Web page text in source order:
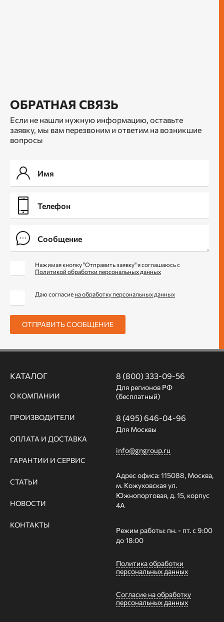
ОБРАТНАЯ СВЯЗЬ
Если не нашли нужную информацию, оставьте
заявку, мы вам перезвоним и ответим на возникшие
вопросы
Нажимая кнопку "Отправить заявку" я соглашаюсь с
Политикой обработки персональных данных
Даю согласие на обработку персональных данных
ОТПРАВИТЬ СООБЩЕНИЕ
КАТАЛОГ
О КОМПАНИИ
ПРОИЗВОДИТЕЛИ
ОПЛАТА И ДОСТАВКА
ГАРАНТИИ И СЕРВИС
СТАТЬИ
НОВОСТИ
КОНТАКТЫ
8 (800) 333-09-56
Для регионов РФ
(бесплатный)
8 (495) 646-04-96
Для Москвы
info@gngroup.ru
Адрес офиса: 115088, Москва,
м. Кожуховская ул.
Южнопортовая, д. 15, корпус
4А
Режим работы: пн. - пт. с 9:00
до 18:00
Политика обработки
персональных данных
Согласие на обработку
персональных данных